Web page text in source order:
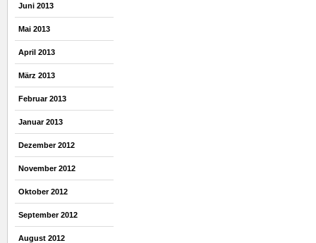
Juni 2013
Mai 2013
April 2013
März 2013
Februar 2013
Januar 2013
Dezember 2012
November 2012
Oktober 2012
September 2012
August 2012